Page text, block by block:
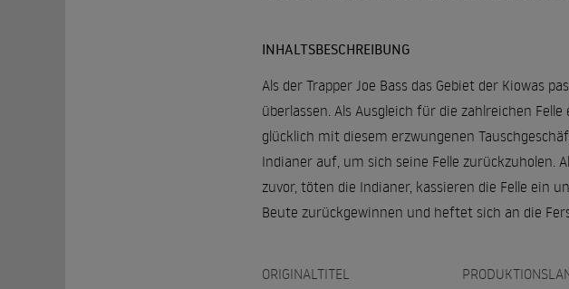
INHALTSBESCHREIBUNG
Als der Trapper Joe Bass das Gebiet der Kiowas
überlassen. Als Ausgleich für die zahlreichen
glücklich mit diesem erzwungenen
Indianer auf, um sich seine Felle zurückzuholen.
zuvor, töten die Indianer, kassieren die Felle ein
Beute zurückgewinnen und heftet sich an die
ORIGINALTITEL